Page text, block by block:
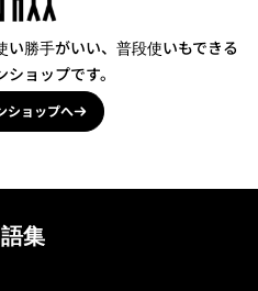
勝手がいい、普段使いもできる
ョップです。
ショップへ
集